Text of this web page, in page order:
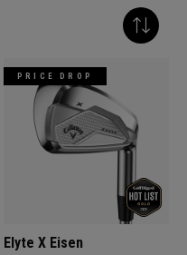
PRICE DROP
Elyte X Eisen